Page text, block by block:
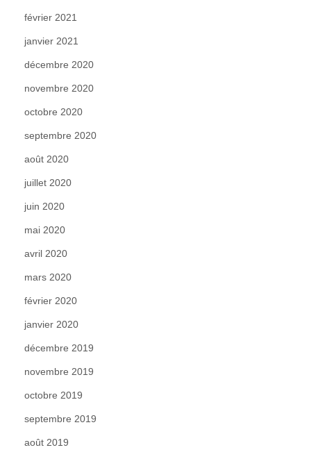
février 2021
janvier 2021
décembre 2020
novembre 2020
octobre 2020
septembre 2020
août 2020
juillet 2020
juin 2020
mai 2020
avril 2020
mars 2020
février 2020
janvier 2020
décembre 2019
novembre 2019
octobre 2019
septembre 2019
août 2019